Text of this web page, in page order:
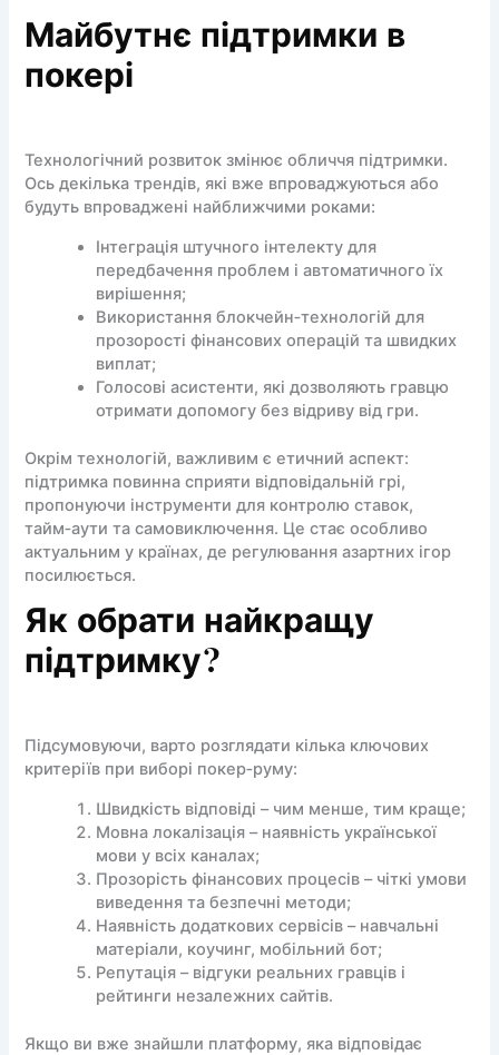
Майбутнє підтримки в
покері
Технологічний розвиток змінює обличчя підтримки.
Ось декілька трендів, які вже впроваджуються або
будуть впроваджені найближчими роками:
Інтеграція штучного інтелекту для
передбачення проблем і автоматичного їх
вирішення;
Використання блокчейн‑технологій для
прозорості фінансових операцій та швидких
виплат;
Голосові асистенти, які дозволяють гравцю
отримати допомогу без відриву від гри.
Окрім технологій, важливим є етичний аспект:
підтримка повинна сприяти відповідальній грі,
пропонуючи інструменти для контролю ставок,
тайм‑аути та самовиключення. Це стає особливо
актуальним у країнах, де регулювання азартних ігор
посилюється.
Як обрати найкращу
підтримку?
Підсумовуючи, варто розглядати кілька ключових
критеріїв при виборі покер‑руму:
Швидкість відповіді – чим менше, тим краще;
Мовна локалізація – наявність української
мови у всіх каналах;
Прозорість фінансових процесів – чіткі умови
виведення та безпечні методи;
Наявність додаткових сервісів – навчальні
матеріали, коучинг, мобільний бот;
Репутація – відгуки реальних гравців і
рейтинги незалежних сайтів.
Якщо ви вже знайшли платформу, яка відповідає